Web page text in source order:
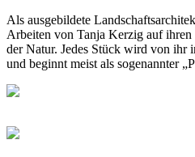
Als ausgebildete
Arbeiten von Tanja Kerzig auf
der Natur. Jedes Stück wird von
und beginnt meist als sogenannter